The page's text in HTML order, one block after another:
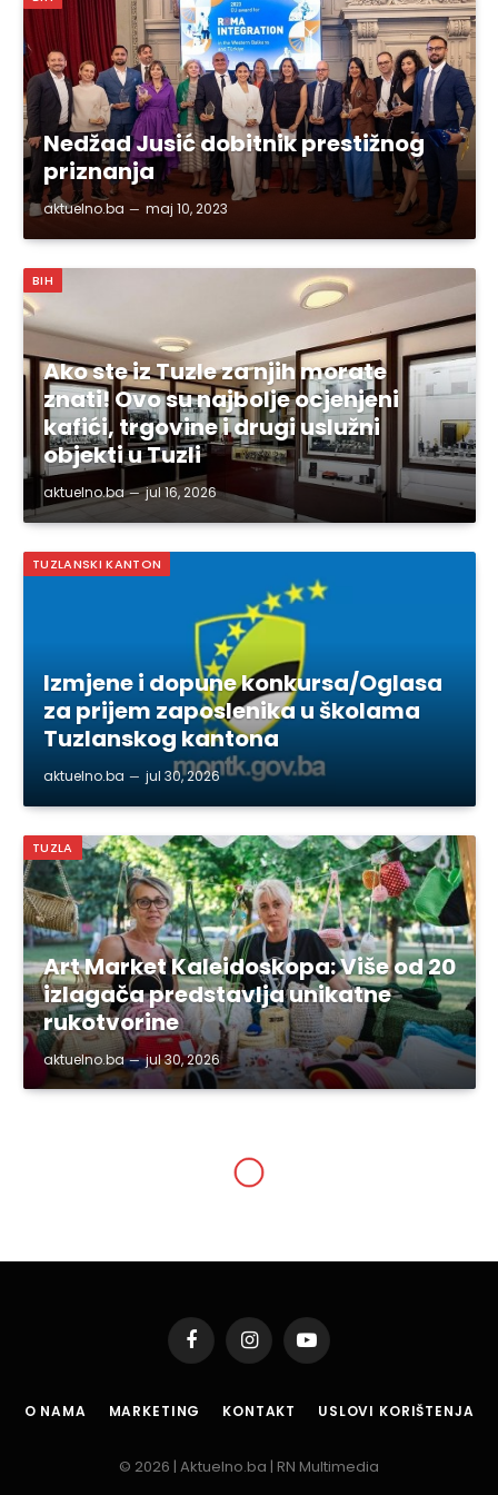
Nedžad Jusić dobitnik prestižnog
priznanja
aktuelno.ba maj 10, 2023
BIH
Ako ste iz Tuzle za njih morate
znati! Ovo su najbolje ocjenjeni
kafići, trgovine i drugi uslužni
objekti u Tuzli
aktuelno.ba jul 16, 2026
TUZLANSKI KANTON
Izmjene i dopune konkursa/Oglasa
za prijem zaposlenika u školama
Tuzlanskog kantona
aktuelno.ba jul 30, 2026
TUZLA
Art Market Kaleidoskopa: Više od 20
izlagača predstavlja unikatne
rukotvorine
aktuelno.ba jul 30, 2026
Vremenska prognoza:
Pretežno oblačno uz
postepeno smanjenje
2 Mins Read